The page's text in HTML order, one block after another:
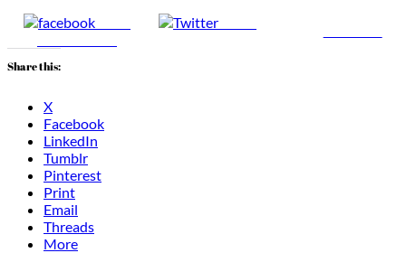
Share this:
X
Facebook
LinkedIn
Tumblr
Pinterest
Print
Email
Threads
More